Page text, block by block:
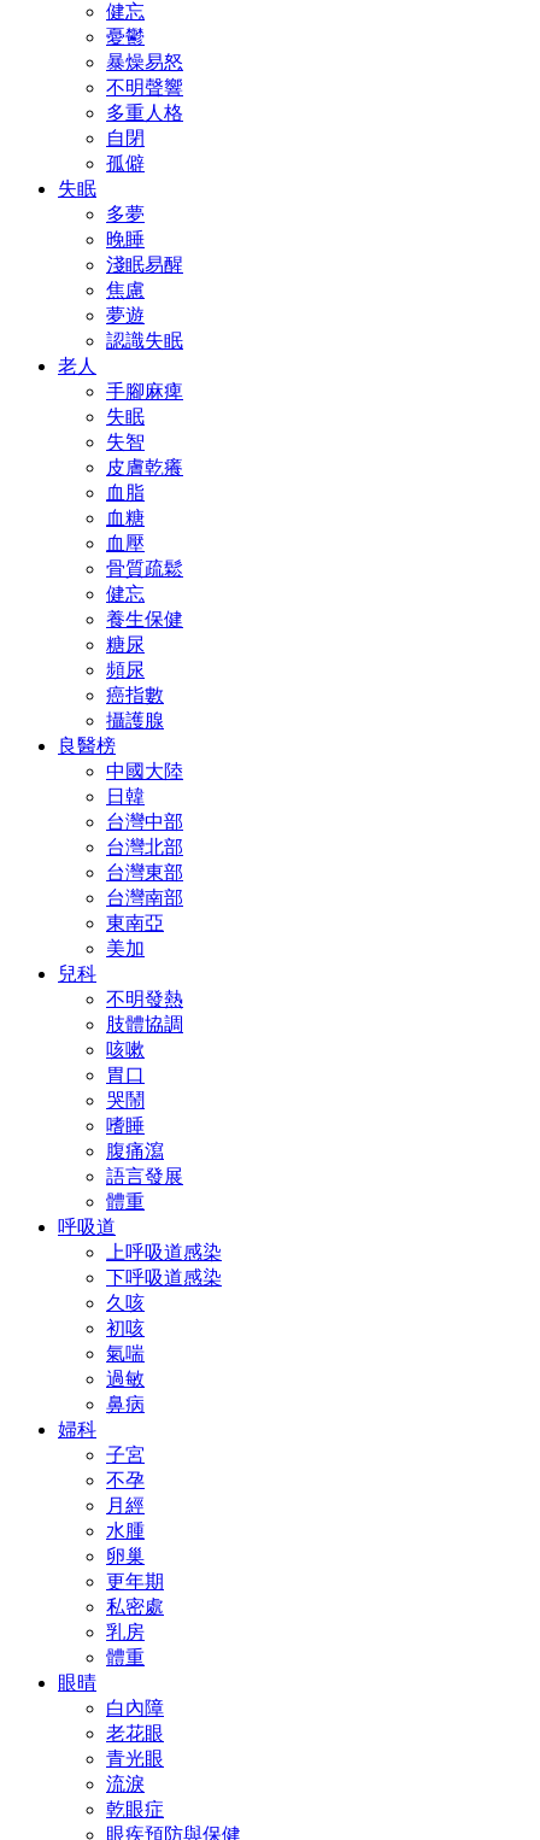
健忘
憂鬱
暴燥易怒
不明聲響
多重人格
自閉
孤僻
失眠
多夢
晚睡
淺眠易醒
焦慮
夢遊
認識失眠
老人
手腳麻痺
失眠
失智
皮膚乾癢
血脂
血糖
血壓
骨質疏鬆
健忘
養生保健
糖尿
頻尿
癌指數
攝護腺
良醫榜
中國大陸
日韓
台灣中部
台灣北部
台灣東部
台灣南部
東南亞
美加
兒科
不明發熱
肢體協調
咳嗽
胃口
哭鬧
嗜睡
腹痛瀉
語言發展
體重
呼吸道
上呼吸道感染
下呼吸道感染
久咳
初咳
氣喘
過敏
鼻病
婦科
子宮
不孕
月經
水腫
卵巢
更年期
私密處
乳房
體重
眼晴
白內障
老花眼
青光眼
流淚
乾眼症
眼疾預防與保健